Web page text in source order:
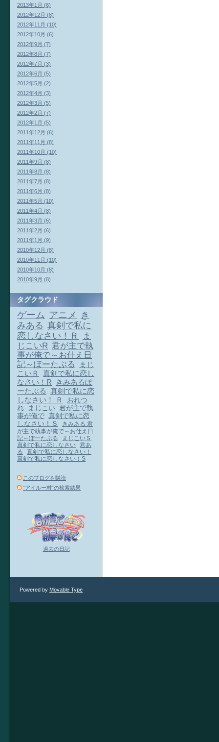
2013年1月 (6)
2012年12月 (8)
2012年11月 (10)
2012年10月 (6)
2012年9月 (7)
2012年8月 (7)
2012年7月 (3)
2012年6月 (5)
2012年5月 (2)
2012年4月 (3)
2012年3月 (5)
2012年2月 (7)
2012年1月 (5)
2011年12月 (6)
2011年11月 (8)
2011年10月 (10)
2011年9月 (8)
2011年8月 (8)
2011年7月 (8)
2011年6月 (8)
2011年5月 (10)
2011年4月 (8)
2011年3月 (6)
2011年2月 (6)
2011年1月 (9)
2010年12月 (8)
2010年11月 (10)
2010年10月 (8)
2010年9月 (8)
タグクラウド
ゲーム アニメ
き
みある 真剣で私に
恋しなさい！Ｒ
ま
じこいR 君が主で執
事が俺で～お仕え日
記～ぽーたぶる
まじ
こいＲ
真剣で私に恋し
なさい！R
きみあるぽ
ーたぶる 真剣で私に恋
しなさい！ Ｒ
おれつ
れ
まじこい 君が主で執
事が俺で 真剣で私に恋
しなさい！Ｓ
きみある 君
が主で執事が俺で～お仕え日
記～ぽーたぶる
まじこいＳ
真剣で私に恋しなさい 君あ
る
真剣で私に恋しなさい！
真剣で私に恋しなさい！S
このブログを購読
“アイルー村”の検索結果
過去の日記
Powered by Movable Type